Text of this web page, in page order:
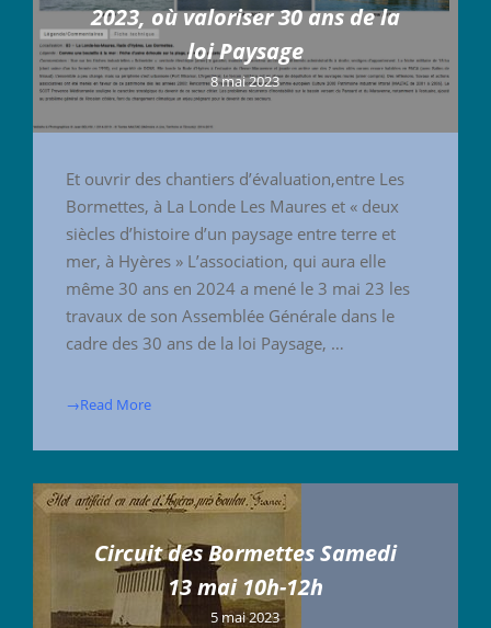
2023, où valoriser 30 ans de la
loi Paysage
8 mai 2023
Et ouvrir des chantiers d’évaluation,entre Les
Bormettes, à La Londe Les Maures et « deux
siècles d’histoire d’un paysage entre terre et
mer, à Hyères » L’association, qui aura elle
même 30 ans en 2024 a mené le 3 mai 23 les
travaux de son Assemblée Générale dans le
cadre des 30 ans de la loi Paysage, …
→Read More
Circuit des Bormettes Samedi
13 mai 10h-12h
5 mai 2023